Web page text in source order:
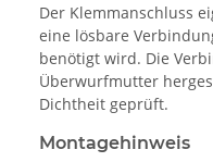
Der Klemmanschluss
eine lösbare
benötigt wird. Die
Überwurfmutter
Dichtheit geprüft.
Montagehinweis